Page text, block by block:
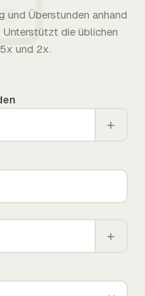
und Überstunden anhand
Unterstützt die üblichen
und 2x.
+
+